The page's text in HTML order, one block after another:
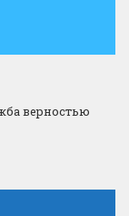
верностью